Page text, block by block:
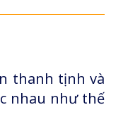
thanh tịnh và
nhau như thế